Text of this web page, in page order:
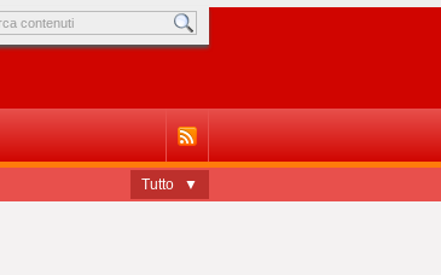
Tutto ▼